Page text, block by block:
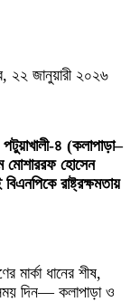
২২ জানুয়ারী ২০২৬
৪ (কলাপাড়া–
মোশাররফ হোসেন
রাষ্ট্রক্ষমতায়
মার্কা ধানের শীষ,
দিন— কলাপাড়া ও